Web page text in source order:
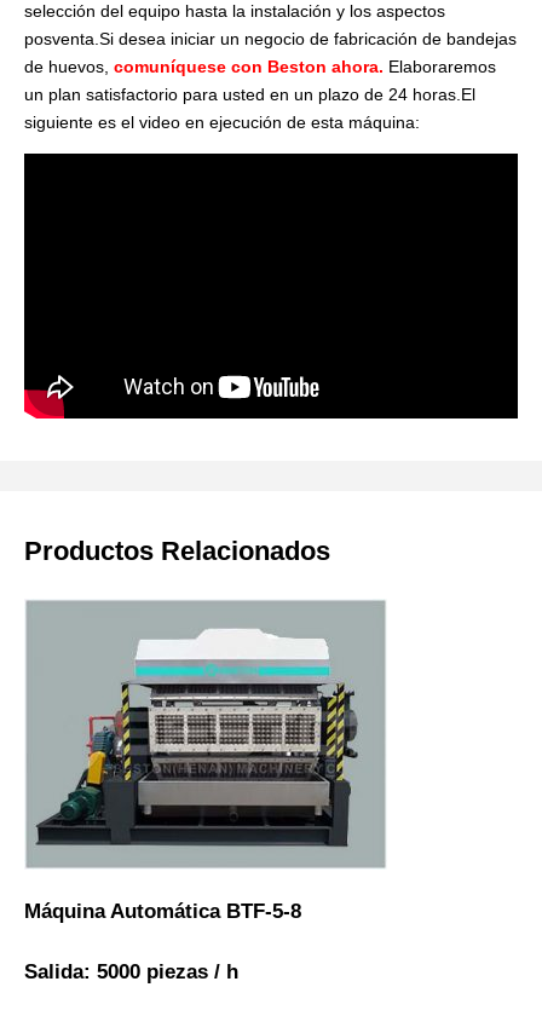
selección del equipo hasta la instalación y los aspectos
posventa.Si desea iniciar un negocio de fabricación de bandejas
de huevos, comuníquese con Beston ahora. Elaboraremos
un plan satisfactorio para usted en un plazo de 24 horas.El
siguiente es el video en ejecución de esta máquina:
Productos Relacionados
Máquina Automática BTF-5-8
Salida: 5000 piezas / h